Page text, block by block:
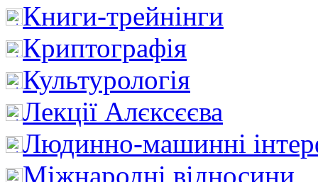
Книги-трейнінги
Криптографія
Культурологія
Лекції Алєксєєва
Людинно-машинні
Міжнародні відносини